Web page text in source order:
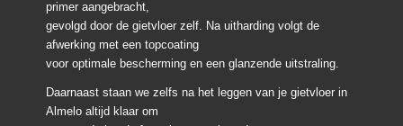
primer aangebracht,
gevolgd door de gietvloer zelf. Na uitharding volgt de
afwerking met een topcoating
voor optimale bescherming en een glanzende uitstraling.
Daarnaast staan we zelfs na het leggen van je gietvloer in
Almelo altijd klaar om